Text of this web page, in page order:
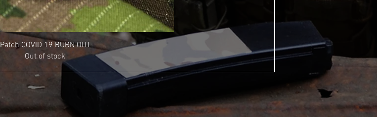
Patch COVID 19 BURN OUT
Out of stock